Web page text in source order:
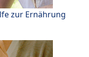
zur Ernährung